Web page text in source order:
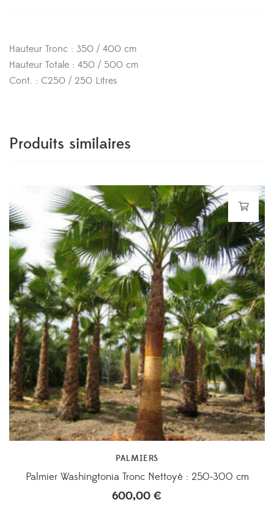
Hauteur Tronc : 350 / 400 cm
Hauteur Totale : 450 / 500 cm
Cont. : C250 / 250 Litres
Produits similaires
PALMIERS
Palmier Washingtonia Tronc Nettoyé : 250-300 cm
600,00 €